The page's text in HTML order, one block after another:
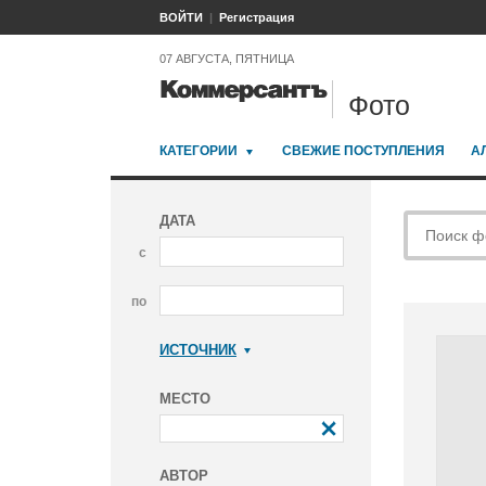
ВОЙТИ Регистрация
07 АВГУСТА, ПЯТНИЦА
Фото
КАТЕГОРИИ СВЕЖИЕ ПОСТУПЛЕНИЯ
ДАТА
с
по
ИСТОЧНИК
МЕСТО
АВТОР